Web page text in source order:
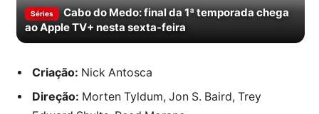
Séries
Cabo do Medo: final da 1ª temporada chega
ao Apple TV+ nesta sexta-feira
Criação: Nick Antosca
Direção: Morten Tyldum, Jon S. Baird, Trey